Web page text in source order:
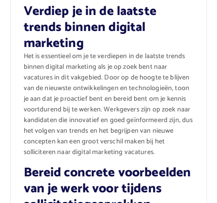
Verdiep je in de laatste
trends binnen digital
marketing
Het is essentieel om je te verdiepen in de laatste trends
binnen digital marketing als je op zoek bent naar
vacatures in dit vakgebied. Door op de hoogte te blijven
van de nieuwste ontwikkelingen en technologieën, toon
je aan dat je proactief bent en bereid bent om je kennis
voortdurend bij te werken. Werkgevers zijn op zoek naar
kandidaten die innovatief en goed geïnformeerd zijn, dus
het volgen van trends en het begrijpen van nieuwe
concepten kan een groot verschil maken bij het
solliciteren naar digital marketing vacatures.
Bereid concrete voorbeelden
van je werk voor tijdens